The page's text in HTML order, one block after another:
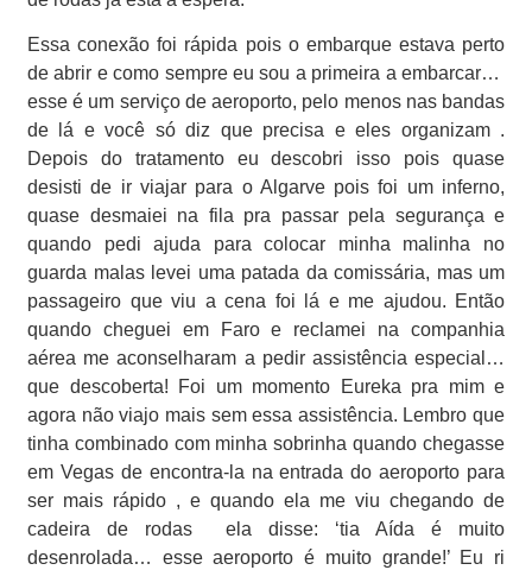
Essa conexão foi rápida pois o embarque estava perto
de abrir e como sempre eu sou a primeira a embarcar…
esse é um serviço de aeroporto, pelo menos nas bandas
de lá e você só diz que precisa e eles organizam .
Depois do tratamento eu descobri isso pois quase
desisti de ir viajar para o Algarve pois foi um inferno,
quase desmaiei na fila pra passar pela segurança e
quando pedi ajuda para colocar minha malinha no
guarda malas levei uma patada da comissária, mas um
passageiro que viu a cena foi lá e me ajudou. Então
quando cheguei em Faro e reclamei na companhia
aérea me aconselharam a pedir assistência especial…
que descoberta! Foi um momento Eureka pra mim e
agora não viajo mais sem essa assistência. Lembro que
tinha combinado com minha sobrinha quando chegasse
em Vegas de encontra-la na entrada do aeroporto para
ser mais rápido , e quando ela me viu chegando de
cadeira de rodas
ela disse: ‘tia Aída é muito
desenrolada… esse aeroporto é muito grande!’ Eu ri